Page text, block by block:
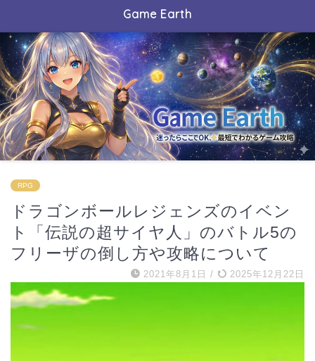
Game Earth
RPG
ドラゴンボールレジェンズのイベン
ト「伝説の超サイヤ人」のバトル5の
フリーザの倒し方や攻略について
2021年8月1日 / 2025年12月22日